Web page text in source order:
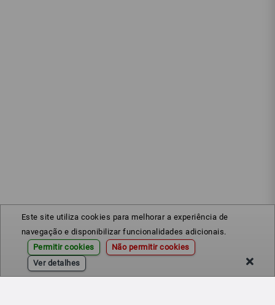
Este site utiliza cookies para melhorar a experiência de
navegação e disponibilizar funcionalidades adicionais.
Permitir cookies
Não permitir cookies
Ver detalhes